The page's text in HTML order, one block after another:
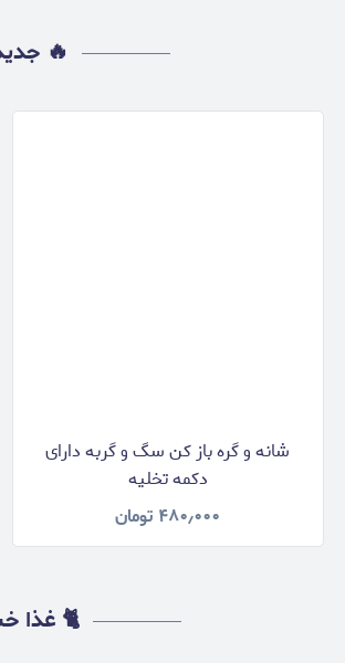
🔥
شانه و گره باز کن سگ و گربه دارای
دکمه تخلیه
۴۸۰٫۰۰۰ تومان
🐈 غذا